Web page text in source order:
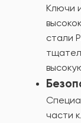
Ключи
стали
части